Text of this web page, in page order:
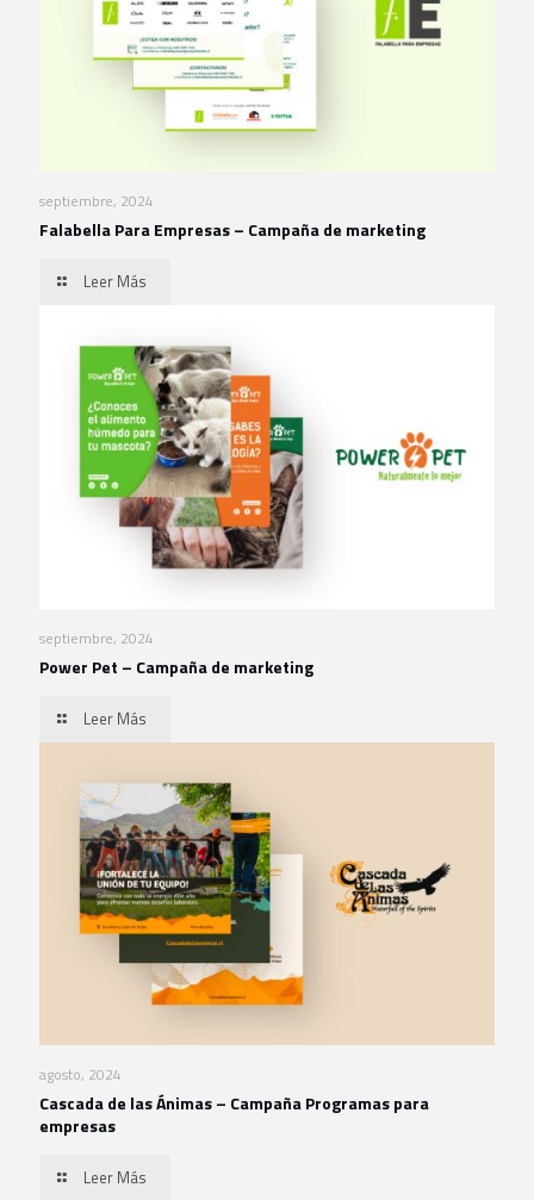
septiembre, 2024
Falabella Para Empresas – Campaña de marketing
Leer Más
septiembre, 2024
Power Pet – Campaña de marketing
Leer Más
agosto, 2024
Cascada de las Ánimas – Campaña Programas para
empresas
Leer Más